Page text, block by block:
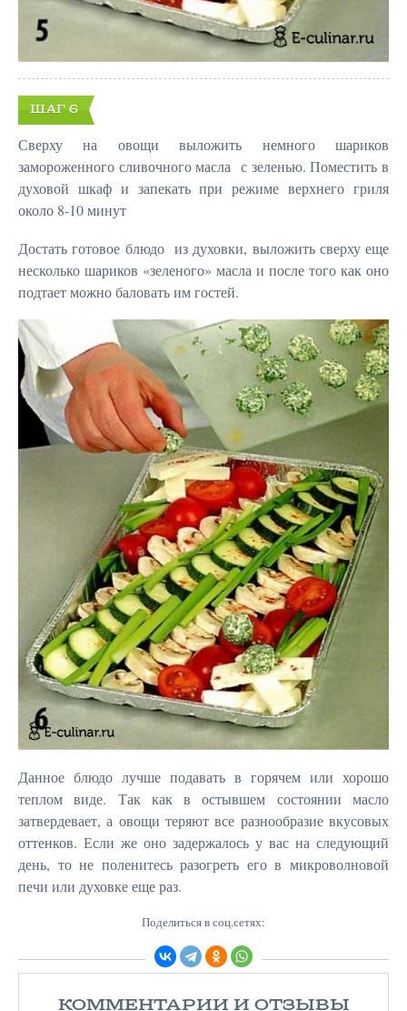
ШАГ 6
Сверху на овощи выложить немного шариков
замороженного сливочного масла с зеленью. Поместить в
духовой шкаф и запекать при режиме верхнего гриля
около 8-10 минут
Достать готовое блюдо из духовки, выложить сверху еще
несколько шариков «зеленого» масла и после того как оно
подтает можно баловать им гостей.
Данное блюдо лучше подавать в горячем или хорошо
теплом виде. Так как в остывшем состоянии масло
затвердевает, а овощи теряют все разнообразие вкусовых
оттенков. Если же оно задержалось у вас на следующий
день, то не поленитесь разогреть его в микроволновой
печи или духовке еще раз.
Поделиться в соц.сетях:
КОММЕНТАРИИ И ОТЗЫВЫ